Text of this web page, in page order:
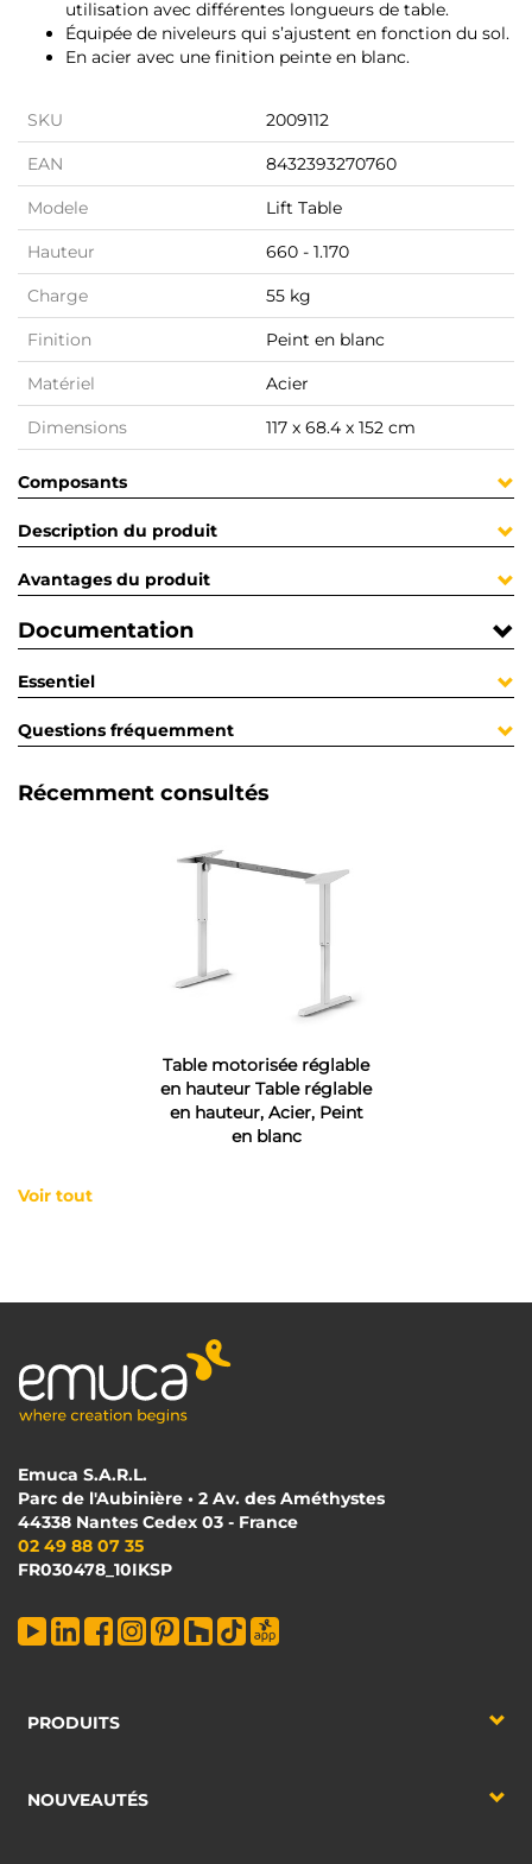
utilisation avec différentes longueurs de table.
Équipée de niveleurs qui s’ajustent en fonction du sol.
En acier avec une finition peinte en blanc.
SKU 2009112
EAN 8432393270760
Modele Lift Table
Hauteur 660 - 1.170
Charge 55 kg
Finition Peint en blanc
Matériel Acier
Dimensions 117 x 68.4 x 152 cm
Composants
Description du produit
Avantages du produit
Documentation
Essentiel
Questions fréquemment
Récemment consultés
Table motorisée réglable
en hauteur Table réglable
en hauteur, Acier, Peint
en blanc
Voir tout
Emuca S.A.R.L.
Parc de l'Aubinière • 2 Av. des Améthystes
44338 Nantes Cedex 03 - France
02 49 88 07 35
FR030478_10IKSP
PRODUITS
NOUVEAUTÉS